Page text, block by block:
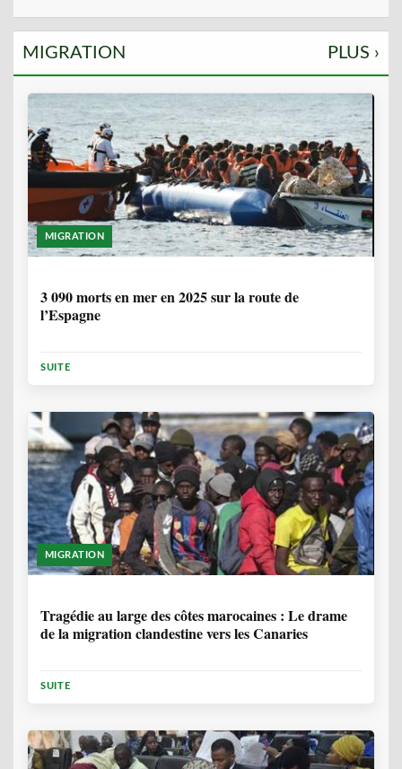
MIGRATION PLUS ›
MIGRATION
3 090 morts en mer en 2025 sur la route de
l’Espagne
SUITE
MIGRATION
Tragédie au large des côtes marocaines : Le drame
de la migration clandestine vers les Canaries
SUITE